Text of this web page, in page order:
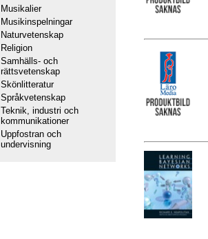
Musikalier
Musikinspelningar
Naturvetenskap
Religion
Samhälls- och
rättsvetenskap
Skönlitteratur
Språkvetenskap
Teknik, industri och
kommunikationer
Uppfostran och
undervisning